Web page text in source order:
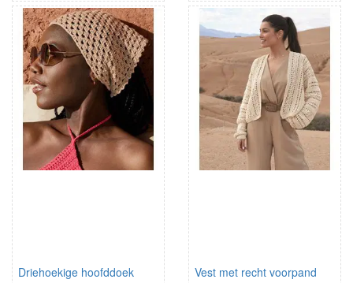
Driehoekige hoofddoek Vest met recht voorpand